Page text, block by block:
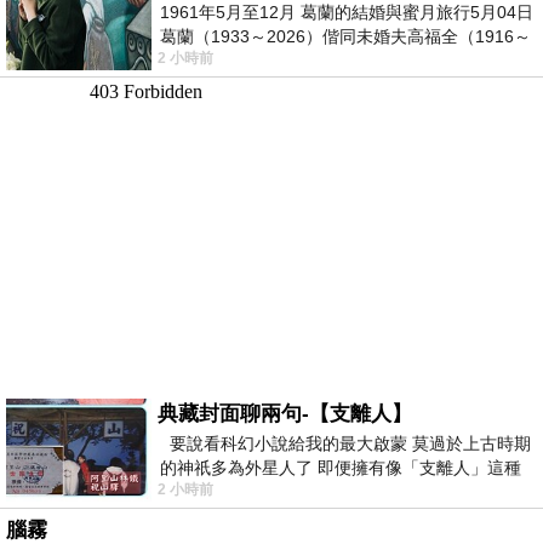
1961年5月至12月 葛蘭的結婚與蜜月旅行5月04日
葛蘭（1933～2026）偕同未婚夫高福全（1916～
2004）乘郵輪赴倫敦6月15日於英國倫敦St.S
2 小時前
典藏封面聊兩句-【支離人】
要說看科幻小說給我的最大啟蒙 莫過於上古時期
的神祇多為外星人了 即便擁有像「支離人」這種
驚世駭俗的神通法門 也未必讀
2 小時前
腦霧